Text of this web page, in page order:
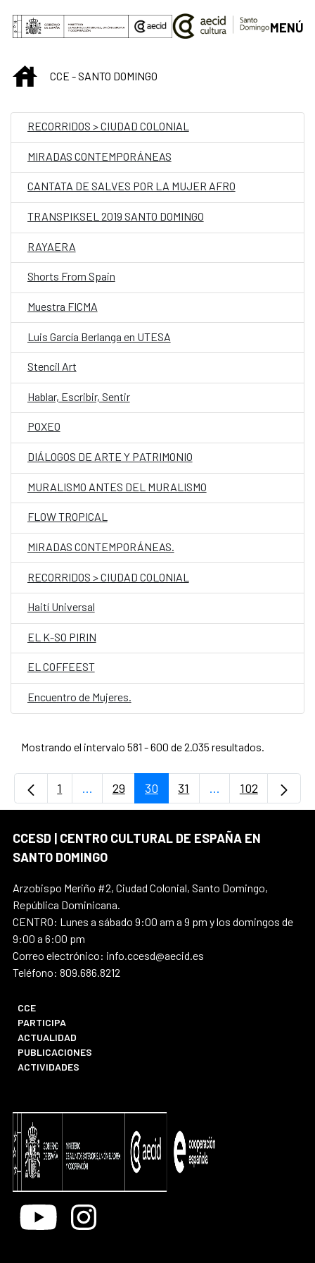
Saltar al contenido principal
MENÚ
INICIOCCE - SANTO DOMINGO
RECORRIDOS > CIUDAD COLONIAL
MIRADAS CONTEMPORÁNEAS
CANTATA DE SALVES POR LA MUJER AFRO
TRANSPIKSEL 2019 SANTO DOMINGO
RAYAERA
Shorts From Spain
Muestra FICMA
Luis García Berlanga en UTESA
Stencil Art
Hablar, Escribir, Sentir
POXEO
DIÁLOGOS DE ARTE Y PATRIMONIO
MURALISMO ANTES DEL MURALISMO
FLOW TROPICAL
MIRADAS CONTEMPORÁNEAS.
RECORRIDOS > CIUDAD COLONIAL
Haití Universal
EL K-SO PIRIN
EL COFFEEST
Encuentro de Mujeres.
Mostrando el intervalo 581 - 600 de 2.035 resultados.
Página
1 ...Páginas intermedias Use TAB para
Página
29 Página
30 Página
31 ...PáginasPágina
102
CCESD | CENTRO CULTURAL DE ESPAÑA EN
SANTO DOMINGO
Arzobispo Meriño #2, Ciudad Colonial, Santo Domingo,
República Dominicana.
CENTRO: Lunes a sábado 9:00 am a 9 pm y los domingos de
9:00 a 6:00 pm
Correo electrónico: info.ccesd@aecid.es
Teléfono: 809.686.8212
CCE
PARTICIPA
ACTUALIDAD
PUBLICACIONES
ACTIVIDADES
Youtube Instagram